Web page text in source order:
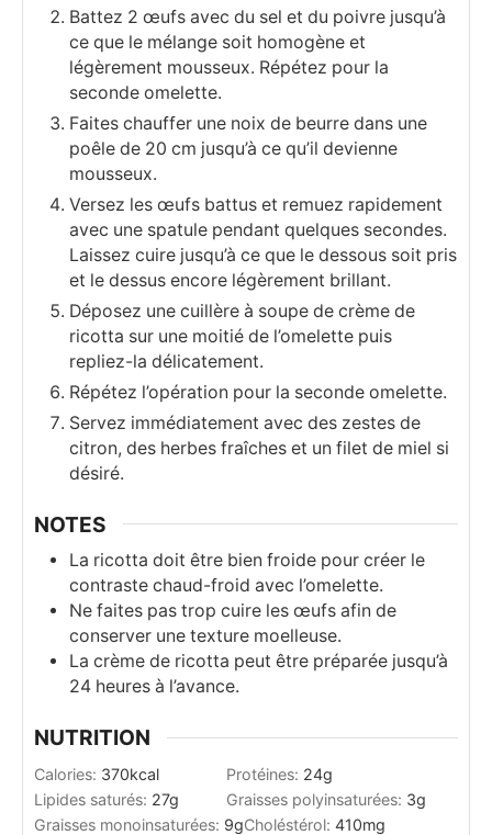
Battez 2 œufs avec du sel et du poivre jusqu’à
ce que le mélange soit homogène et
légèrement mousseux. Répétez pour la
seconde omelette.
Faites chauffer une noix de beurre dans une
poêle de 20 cm jusqu’à ce qu’il devienne
mousseux.
Versez les œufs battus et remuez rapidement
avec une spatule pendant quelques secondes.
Laissez cuire jusqu’à ce que le dessous soit pris
et le dessus encore légèrement brillant.
Déposez une cuillère à soupe de crème de
ricotta sur une moitié de l’omelette puis
repliez-la délicatement.
Répétez l’opération pour la seconde omelette.
Servez immédiatement avec des zestes de
citron, des herbes fraîches et un filet de miel si
désiré.
NOTES
La ricotta doit être bien froide pour créer le
contraste chaud-froid avec l’omelette.
Ne faites pas trop cuire les œufs afin de
conserver une texture moelleuse.
La crème de ricotta peut être préparée jusqu’à
24 heures à l’avance.
NUTRITION
Calories: 370kcal Protéines: 24g
Lipides saturés: 27g Graisses polyinsaturées: 3g
Graisses monoinsaturées: 9gCholéstérol: 410mg